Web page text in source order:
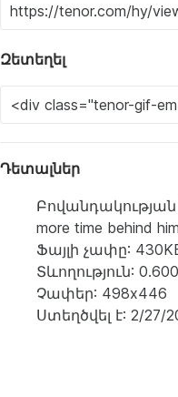
Զետեղել
Դետալներ
Բովանդակության
more time behind him
Ֆայլի չափը:
Տևողություն:
Չափեր: 498x446
Ստեղծվել է: 2/27/